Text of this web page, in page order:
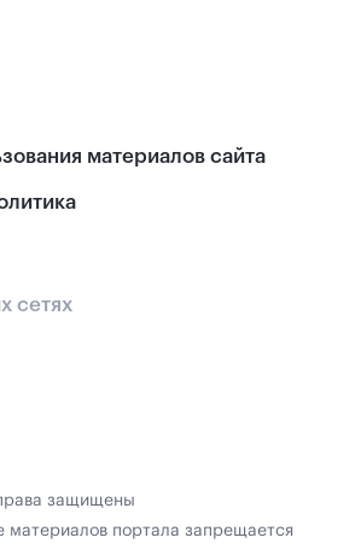
материалов сайта
сетях
защищены
материалов портала запрещается